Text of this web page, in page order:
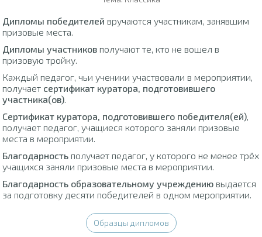
Дипломы победителей вручаются участникам, занявшим
призовые места.
Дипломы участников получают те, кто не вошел в
призовую тройку.
Каждый педагог, чьи ученики участвовали в мероприятии,
получает сертификат куратора, подготовившего
участника(ов)
Сертификат куратора, подготовившего победителя(ей)
получает педагог, учащиеся которого заняли призовые
места в мероприятии.
Благодарность получает педагог, у которого не менее трёх
учащихся заняли призовые места в мероприятии.
Благодарность образовательному учреждению выдается
за подготовку десяти победителей в одном мероприятии.
Образцы дипломов